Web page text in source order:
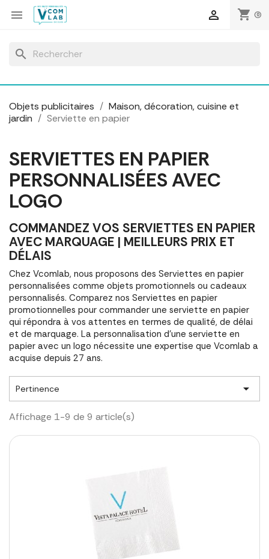
 shopping_cart (0)

search
Objets publicitaires
Maison, décoration, cuisine et
jardin
Serviette en papier
SERVIETTES EN PAPIER
PERSONNALISÉES AVEC
LOGO
COMMANDEZ VOS SERVIETTES EN PAPIER
AVEC MARQUAGE | MEILLEURS PRIX ET
DÉLAIS
Chez Vcomlab, nous proposons des Serviettes en papier
personnalisées comme objets promotionnels ou cadeaux
personnalisés. Comparez nos Serviettes en papier
promotionnelles pour commander une serviette en papier
qui répondra à vos attentes en termes de qualité, de délai
et de marquage. La personnalisation d'une serviette en
papier avec un logo nécessite une expertise que Vcomlab a
acquise depuis 27 ans.
Pertinence 
Affichage 1-9 de 9 article(s)
Panneau de gestion des cookies